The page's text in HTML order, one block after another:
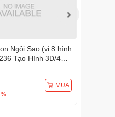
Ngôi Sao (vỉ 8 hình
Tạo Hình 3D/4D
MUA